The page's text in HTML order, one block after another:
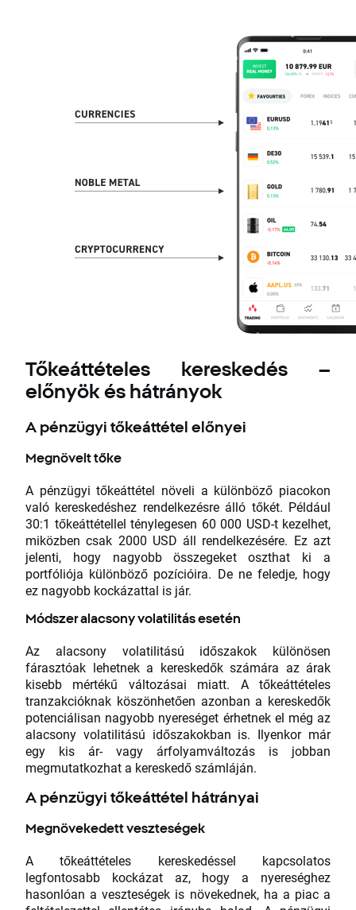
Tőkeáttételes kereskedés –
előnyök és hátrányok
A pénzügyi tőkeáttétel előnyei
Megnövelt tőke
A pénzügyi tőkeáttétel növeli a különböző piacokon
való kereskedéshez rendelkezésre álló tőkét. Például
30:1 tőkeáttétellel ténylegesen 60 000 USD-t kezelhet,
miközben csak 2000 USD áll rendelkezésére. Ez azt
jelenti, hogy nagyobb összegeket oszthat ki a
portfóliója különböző pozícióira. De ne feledje, hogy
ez nagyobb kockázattal is jár.
Módszer alacsony volatilitás esetén
Az alacsony volatilitású időszakok különösen
fárasztóak lehetnek a kereskedők számára az árak
kisebb mértékű változásai miatt. A tőkeáttételes
tranzakcióknak köszönhetően azonban a kereskedők
potenciálisan nagyobb nyereséget érhetnek el még az
alacsony volatilitású időszakokban is. Ilyenkor már
egy kis ár- vagy árfolyamváltozás is jobban
megmutatkozhat a kereskedő számláján.
A pénzügyi tőkeáttétel hátrányai
Megnövekedett veszteségek
A tőkeáttételes kereskedéssel kapcsolatos
legfontosabb kockázat az, hogy a nyereséghez
hasonlóan a veszteségek is növekednek, ha a piac a